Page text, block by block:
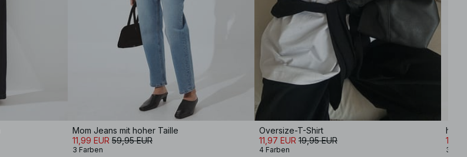
Mom Jeans mit hoher Taille
11,99 EUR 59,95 EUR
3 Farben
Oversize-T-Shirt
11,97 EUR 19,95 EUR
4 Farben
11,99
3